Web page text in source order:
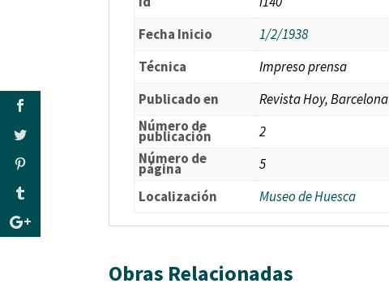
Fecha Inicio
1/2/1938
Técnica
Impreso prensa
Publicado en
Revista Hoy, Barcelona
Número de
publicación
2
Número de
página
5
Localización
Museo de Huesca
Obras Relacionadas